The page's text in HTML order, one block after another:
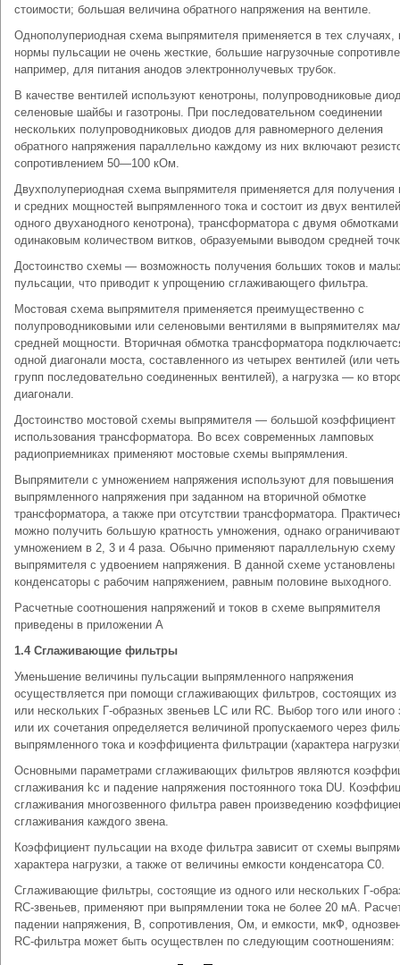
стоимости; большая величина обратного напряжения на вентиле.
Однополупериодная схема выпрямителя применяется в тех случаях,
нормы пульсации не очень жесткие, большие нагрузочные
например, для питания анодов электроннолучевых трубок.
В качестве вентилей используют кенотроны, полупроводниковые
селеновые шайбы и газотроны. При последовательном соединении
нескольких полупроводниковых диодов для равномерного деления
обратного напряжения параллельно каждому из них включают
сопротивлением 50—100 кОм.
Двухполупериодная схема выпрямителя применяется для
и средних мощностей выпрямленного тока и состоит из двух
одного двуханодного кенотрона), трансформатора с двумя
одинаковым количеством витков, образуемыми выводом средней
Достоинство схемы — возможность получения больших токов и
пульсации, что приводит к упрощению сглаживающего фильтра.
Мостовая схема выпрямителя применяется преимущественно с
полупроводниковыми или селеновыми вентилями в выпрямителях
средней мощности. Вторичная обмотка трансформатора
одной диагонали моста, составленного из четырех вентилей (или
групп последовательно соединенных вентилей), а нагрузка — ко
диагонали.
Достоинство мостовой схемы выпрямителя — большой коэффициент
использования трансформатора. Во всех современных ламповых
радиоприемниках применяют мостовые схемы выпрямления.
Выпрямители с умножением напряжения используют для повышения
выпрямленного напряжения при заданном на вторичной обмотке
трансформатора, а также при отсутствии трансформатора.
можно получить большую кратность умножения, однако
умножением в 2, 3 и 4 раза. Обычно применяют параллельную схему
выпрямителя с удвоением напряжения. В данной схеме установлены
конденсаторы с рабочим напряжением, равным половине выходного.
Расчетные соотношения напряжений и токов в схеме выпрямителя
приведены в приложении А
1.4 Сглаживающие фильтры
Уменьшение величины пульсации выпрямленного напряжения
осуществляется при помощи сглаживающих фильтров, состоящих из
или нескольких Г-образных звеньев LC или RC. Выбор того или иного
или их сочетания определяется величиной пропускаемого через
выпрямленного тока и коэффициента фильтрации (характера
Основными параметрами сглаживающих фильтров являются
сглаживания kс и падение напряжения постоянного тока DU.
сглаживания многозвенного фильтра равен произведению
сглаживания каждого звена.
Коэффициент пульсации на входе фильтра зависит от схемы
характера нагрузки, а также от величины емкости конденсатора С0.
Сглаживающие фильтры, состоящие из одного или нескольких Г-
RC-звеньев, применяют при выпрямлении тока не более 20 мА.
падении напряжения, В, сопротивления, Ом, и емкости, мкФ,
RС-фильтра может быть осуществлен по следующим соотношениям: